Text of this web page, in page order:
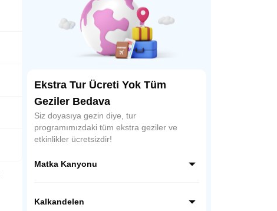
Ekstra Tur Ücreti Yok Tüm
Geziler Bedava
Siz doyasıya gezin diye, tur
programımızdaki tüm ekstra geziler ve
etkinlikler ücretsizdir!
Matka Kanyonu
bir alanda yer alan Matka Kanyonu,
Kalkandelen